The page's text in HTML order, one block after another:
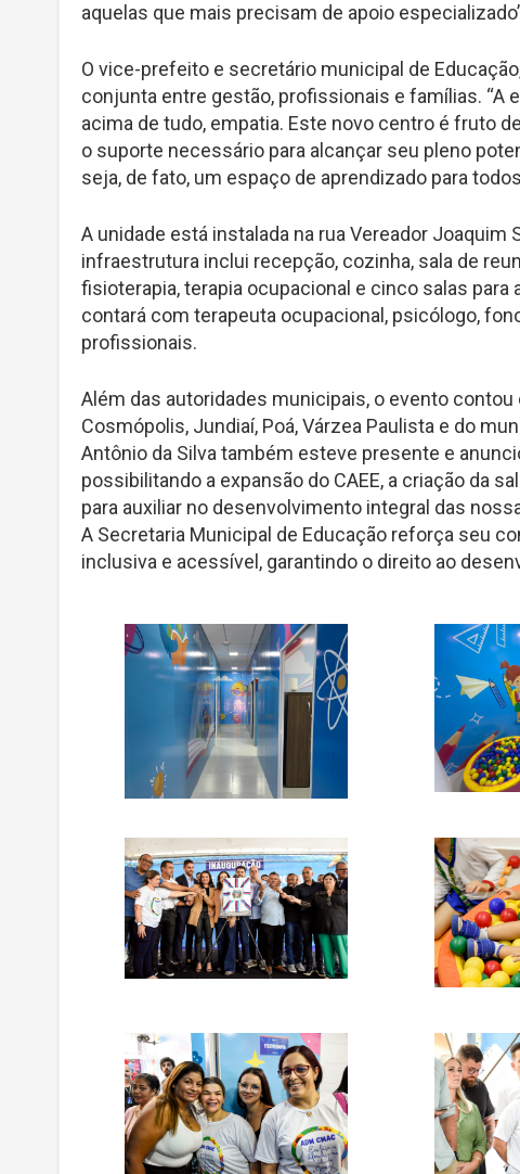
aquelas que mais precisam de apoio
O vice-prefeito e secretário municipal de
conjunta entre gestão, profissionais e famílias. “A
acima de tudo, empatia. Este novo centro é fruto
o suporte necessário para alcançar seu pleno
seja, de fato, um espaço de aprendizado para
A unidade está instalada na rua Vereador Joaquim
infraestrutura inclui recepção, cozinha, sala de
fisioterapia, terapia ocupacional e cinco salas
contará com terapeuta ocupacional, psicólogo,
profissionais.
Além das autoridades municipais, o evento
Cosmópolis, Jundiaí, Poá, Várzea Paulista e do
Antônio da Silva também esteve presente e
possibilitando a expansão do CAEE, a criação da
para auxiliar no desenvolvimento integral das
A Secretaria Municipal de Educação reforça seu
inclusiva e acessível, garantindo o direito ao